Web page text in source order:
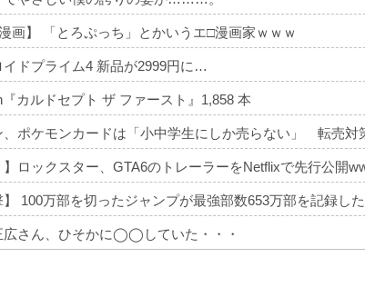
漫画】 「とろぷっち」とかいうエ□漫画家ｗｗｗ
イドプライム4 新品が2999円に…
『カルドセプト ザ ファースト』1,858 本
、ポケモンカードは「小中学生にしか売らない」 転売対
】ロックスター、GTA6のトレーラーをNetflixで先行公開
】 100万部を切ったジャンプが最強部数653万部を記録し
広さん、ひそかに◯◯していた・・・